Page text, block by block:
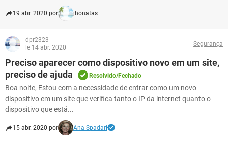
19 abr. 2020 por jhonatas
dpr2323
le 14 abr. 2020
Segurança
Preciso aparecer como dispositivo novo em um site,
preciso de ajuda
Resolvido/Fechado
Boa noite, Estou com a necessidade de entrar como um novo
dispositivo em um site que verifica tanto o IP da internet quanto o
dispositivo que está...
15 abr. 2020 por Ana Spadari